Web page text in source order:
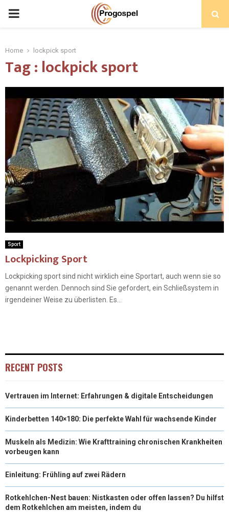
PRIMARY
Home lockpick sport
Tag : lockpick sport
Sport
Lockpicking Sport
Lockpicking sport sind nicht wirklich eine Sportart, auch wenn sie so
genannt werden. Dennoch sind Sie gefordert, ein Schließsystem in
irgendeiner Weise zu überlisten. Es...
RECENT POSTS
Vertrauen im Internet: Erfahrungen & digitale Entscheidungen
Kinderbetten 140×180: Die perfekte Wahl für wachsende Kinder
Muskeln als Medizin: Wie Krafttraining chronischen Krankheiten
vorbeugen kann
Einleitung: Frühling auf zwei Rädern
Rotkehlchen-Nest bauen: Nistkasten oder offen lassen? Du hilfst
dem Rotkehlchen am meisten, indem du